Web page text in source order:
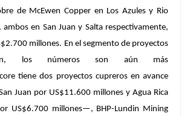
de McEwen Copper en Los Azules y Rio
en San Juan y Salta respectivamente,
millones. En el segmento de proyectos
los números son aún más
tiene dos proyectos cupreros en avance
Juan por US$11.600 millones y Agua Rica
US$6.700 millones—, BHP-Lundin Mining